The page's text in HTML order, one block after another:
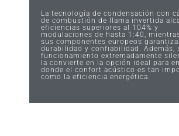
La tecnología de condensación con
de combustión de llama invertida
eficiencias superiores al 104% y
modulaciones de hasta 1:40,
sus componentes europeos
durabilidad y confiabilidad. Además,
funcionamiento extremadamente
la convierte en la opción ideal para
donde el confort acústico es tan
como la eficiencia energética.